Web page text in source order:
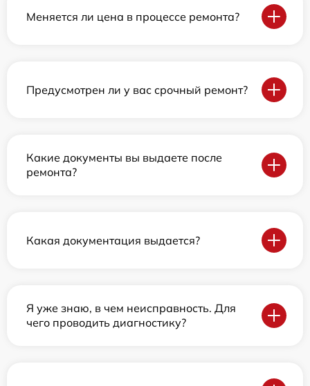
Меняется ли цена в процессе ремонта?
Предусмотрен ли у вас срочный ремонт?
Какие документы вы выдаете после
ремонта?
Какая документация выдается?
Я уже знаю, в чем неисправность. Для
чего проводить диагностику?